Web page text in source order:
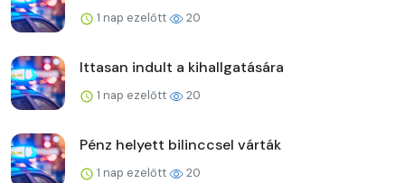
1 nap ezelőtt 20
Ittasan indult a kihallgatására
1 nap ezelőtt 20
Pénz helyett bilinccsel várták
1 nap ezelőtt 20